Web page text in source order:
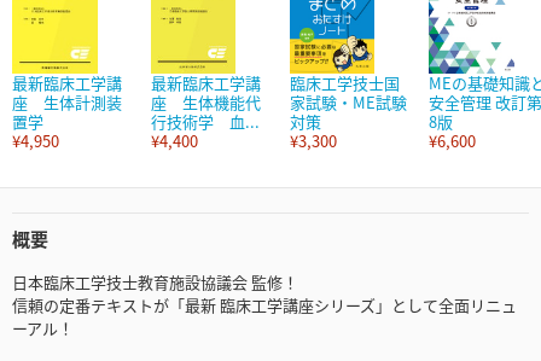
最新臨床工学講
座 生体計測装
置学
¥4,950
最新臨床工学講
座 生体機能代
行技術学 血...
¥4,400
臨床工学技士国
家試験・ME試験
対策
¥3,300
MEの基礎知識
安全管理 改訂第
8版
¥6,600
概要
日本臨床工学技士教育施設協議会 監修！
信頼の定番テキストが「最新 臨床工学講座シリーズ」として全面リニュ
ーアル！